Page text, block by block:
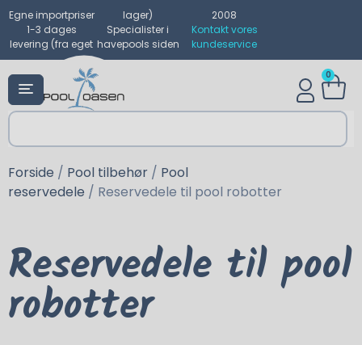
Egne importpriser
1-3 dages
levering (fra eget
lager)
Specialister i
havepools siden
2008
Kontakt vores
kundeservice
0
Forside / Pool tilbehør / Pool
reservedele / Reservedele til pool robotter
Reservedele til pool
robotter